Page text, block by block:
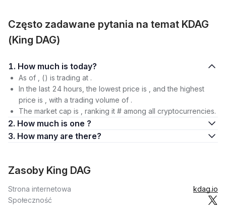
Często zadawane pytania na temat KDAG
(King DAG)
1. How much is today?
As of , () is trading at .
In the last 24 hours, the lowest price is , and the highest
price is , with a trading volume of .
The market cap is , ranking it # among all cryptocurrencies.
2. How much is one ?
3. How many are there?
Zasoby King DAG
Strona internetowa
kdag.io
Społeczność